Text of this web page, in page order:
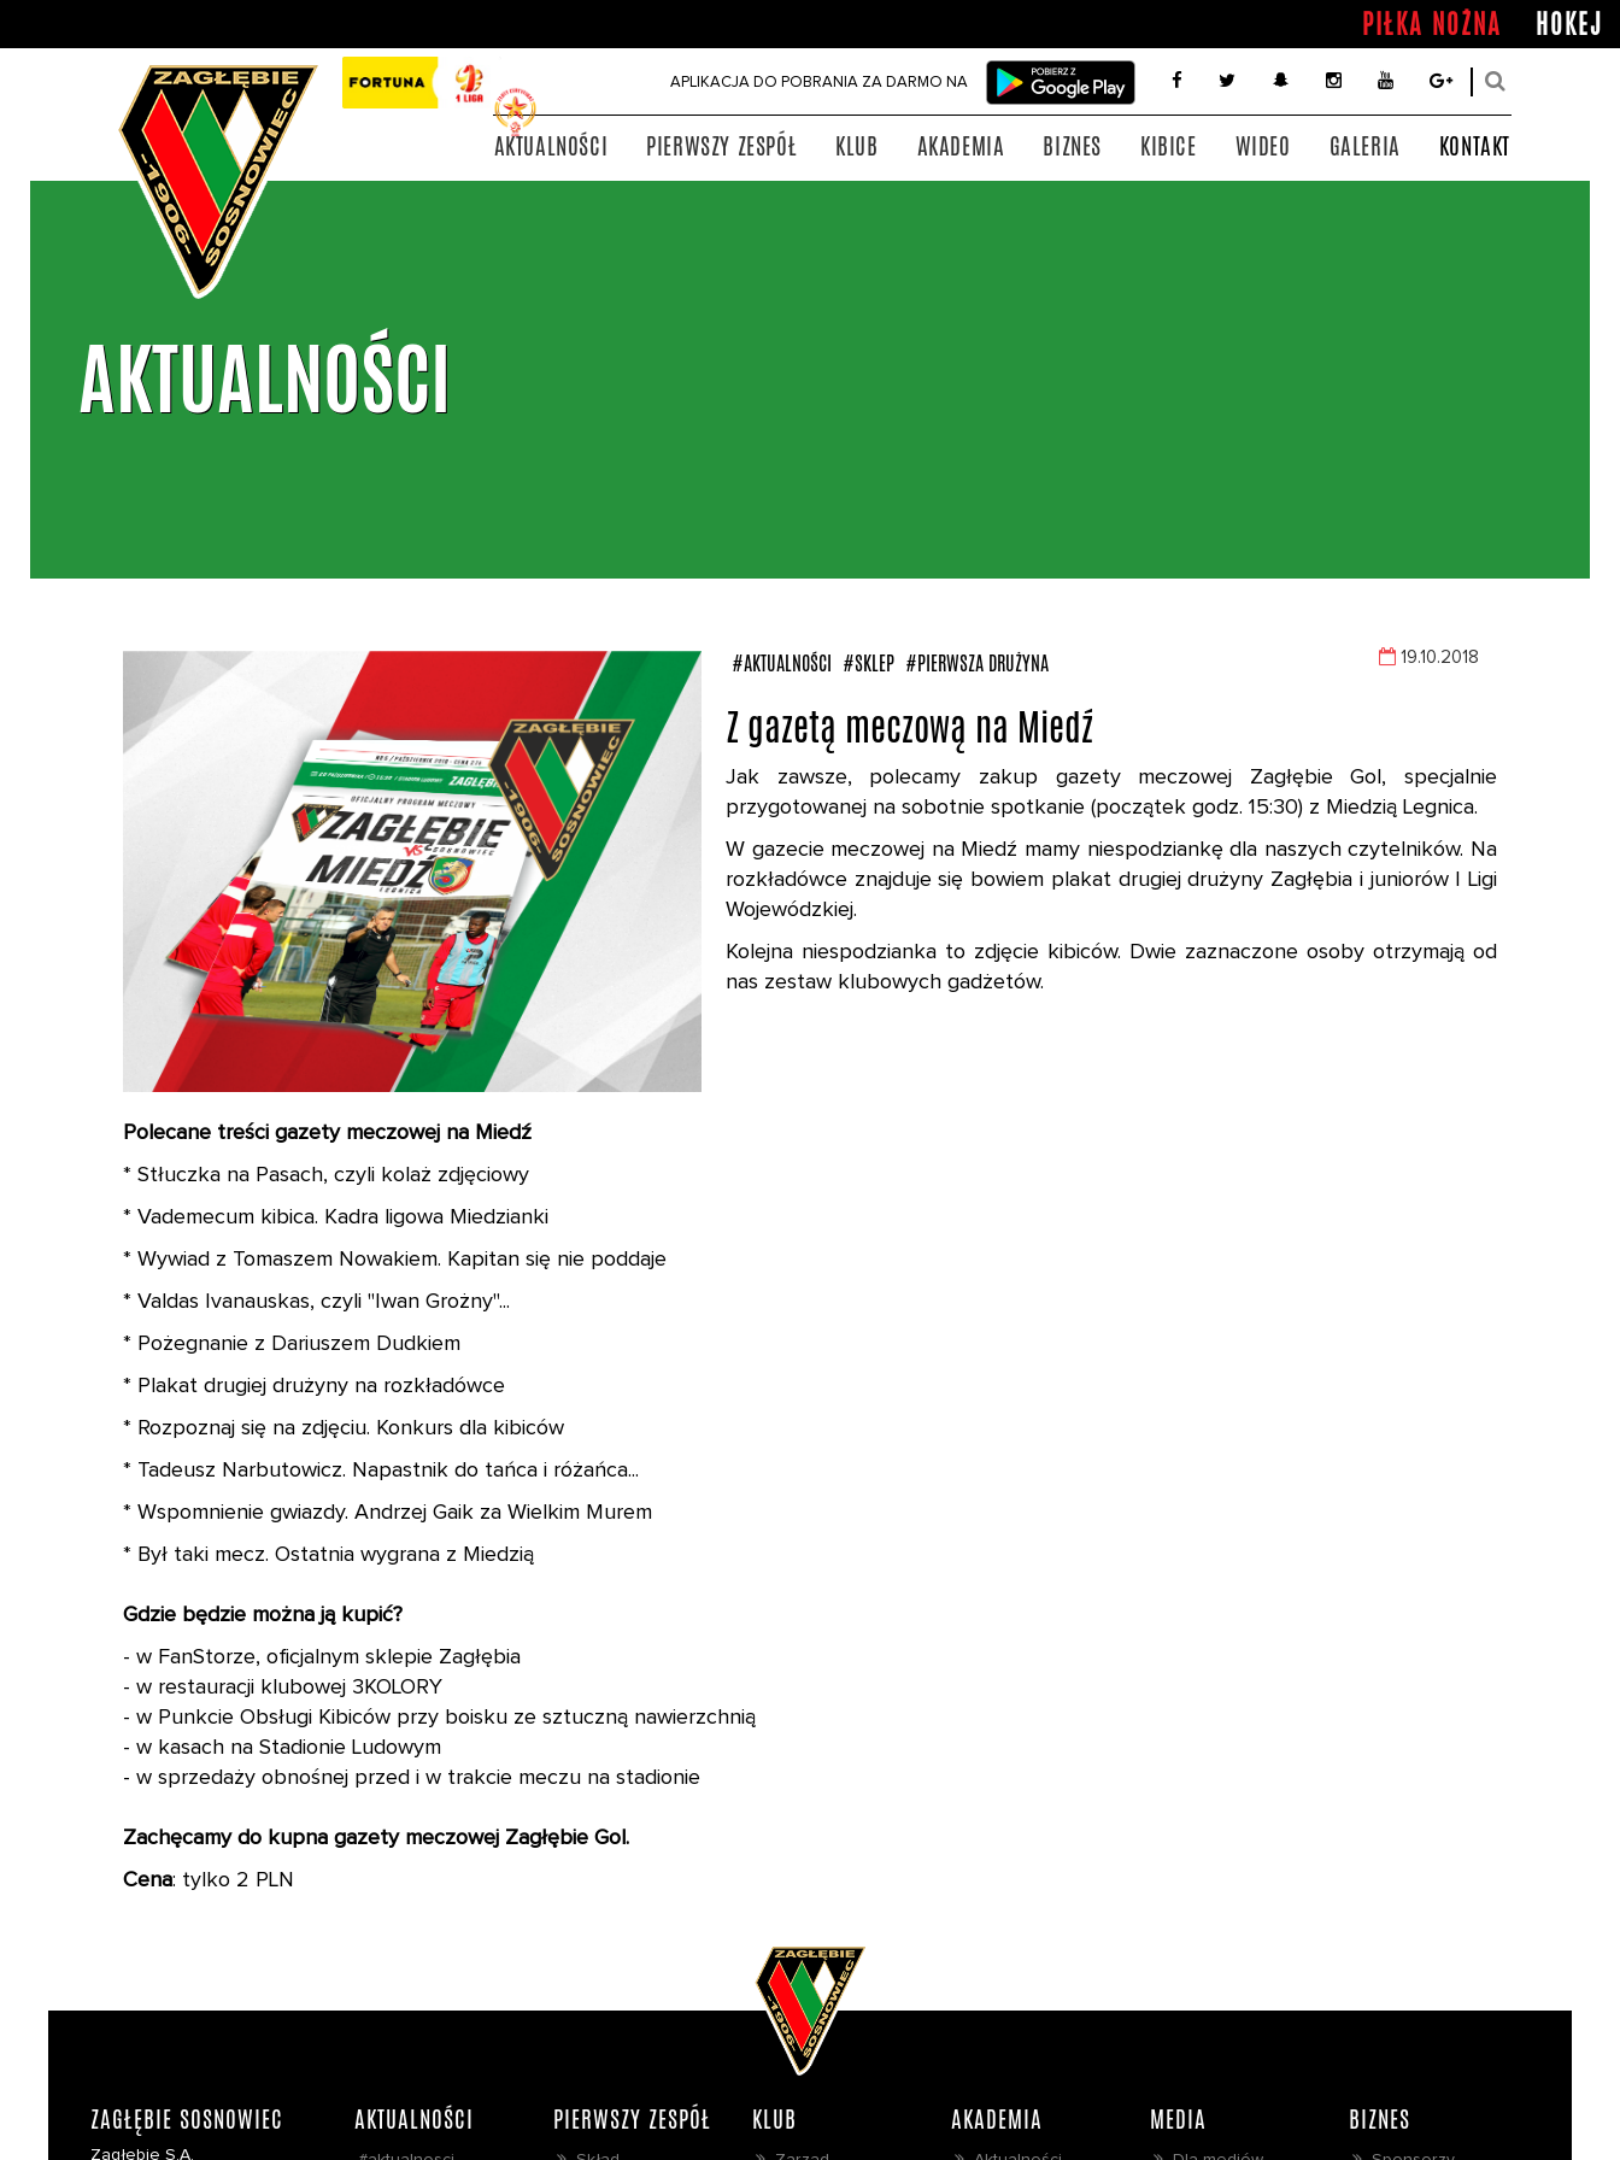
HOKEJ
PIŁKA NOŻNA
APLIKACJA DO POBRANIA ZA DARMO NA
AKTUALNOŚCI PIERWSZY ZESPÓŁ KLUB AKADEMIA BIZNES KIBICE WIDEO GALERIA KONTAKT
AKTUALNOŚCI
#AKTUALNOŚCI #SKLEP #PIERWSZA DRUŻYNA 19.10.2018
Z gazetą meczową na Miedź
Jak zawsze, polecamy zakup gazety meczowej Zagłębie Gol, specjalnie
przygotowanej na sobotnie spotkanie (początek godz. 15:30) z Miedzią Legnica.
W gazecie meczowej na Miedź mamy niespodziankę dla naszych czytelników. Na
rozkładówce znajduje się bowiem plakat drugiej drużyny Zagłębia i juniorów I Ligi
Wojewódzkiej.
Kolejna niespodzianka to zdjęcie kibiców. Dwie zaznaczone osoby otrzymają od
nas zestaw klubowych gadżetów.
Polecane treści gazety meczowej na Miedź
* Stłuczka na Pasach, czyli kolaż zdjęciowy
* Vademecum kibica. Kadra ligowa Miedzianki
* Wywiad z Tomaszem Nowakiem. Kapitan się nie poddaje
* Valdas Ivanauskas, czyli "Iwan Grożny"...
* Pożegnanie z Dariuszem Dudkiem
* Plakat drugiej drużyny na rozkładówce
* Rozpoznaj się na zdjęciu. Konkurs dla kibiców
* Tadeusz Narbutowicz. Napastnik do tańca i różańca...
* Wspomnienie gwiazdy. Andrzej Gaik za Wielkim Murem
* Był taki mecz. Ostatnia wygrana z Miedzią
Gdzie będzie można ją kupić?
- w FanStorze, oficjalnym sklepie Zagłębia
- w restauracji klubowej 3KOLORY
- w Punkcie Obsługi Kibiców przy boisku ze sztuczną nawierzchnią
- w kasach na Stadionie Ludowym
- w sprzedaży obnośnej przed i w trakcie meczu na stadionie
Zachęcamy do kupna gazety meczowej Zagłębie Gol.
Cena: tylko 2 PLN
ZAGŁĘBIE SOSNOWIEC
Zagłębie S.A,
AKTUALNOŚCI PIERWSZY ZESPÓŁ KLUB AKADEMIA MEDIA BIZNES